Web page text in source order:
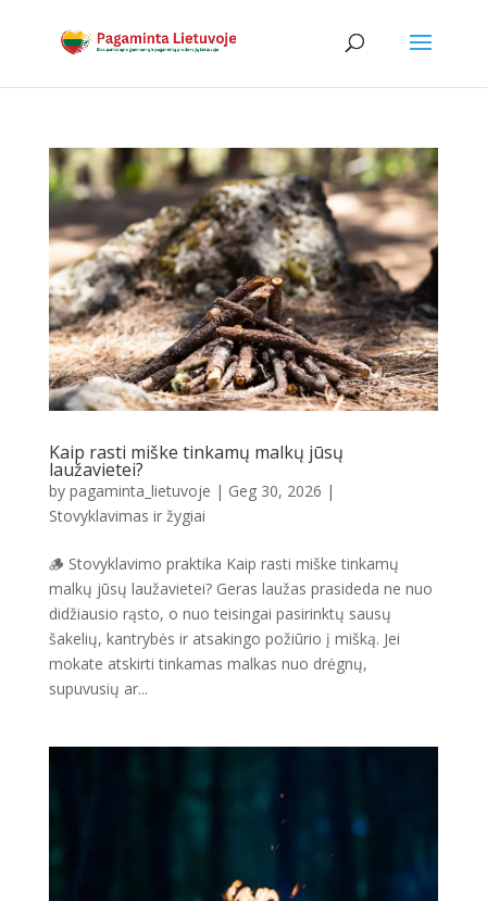
Kaip rasti miške tinkamų malkų jūsų
laužavietei?
by pagaminta_lietuvoje | Geg 30, 2026 |
Stovyklavimas ir žygiai
🪵 Stovyklavimo praktika Kaip rasti miške tinkamų
malkų jūsų laužavietei? Geras laužas prasideda ne nuo
didžiausio rąsto, o nuo teisingai pasirinktų sausų
šakelių, kantrybės ir atsakingo požiūrio į mišką. Jei
mokate atskirti tinkamas malkas nuo drėgnų,
supuvusių ar...